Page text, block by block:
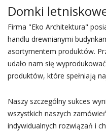
Domki
Firma "Eko Architektura"
handlu drewnianymi
asortymentem produktów.
udało nam się
produktów, które spełniają
Naszy szczególny sukces
wszystkich naszych
indywidualnych rozwiązań i